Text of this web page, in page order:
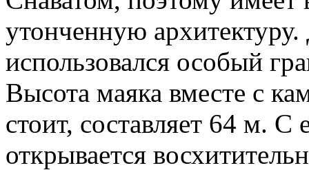
утонченную архитектуру.
использовался особый
Высота маяка вместе с
стоит, составляет 64 м.
открывается